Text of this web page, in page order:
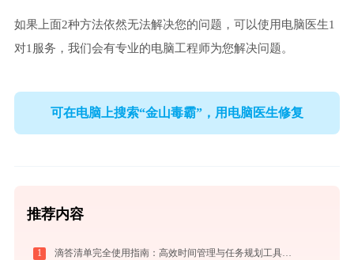
如果上面2种方法依然无法解决您的问题，可以使用电脑医生1
对1服务，我们会有专业的电脑工程师为您解决问题。
可在电脑上搜索“金山毒霸”，用电脑医生修复
推荐内容
1 滴答清单完全使用指南：高效时间管理与任务规划工具，让你的每一天井井有条